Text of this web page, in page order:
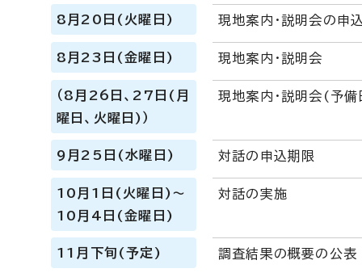
8月20日(火曜日) 現地案内・説明会の申
8月23日(金曜日) 現地案内・説明会
（8月26日、27日(月
曜日、火曜日)）
現地案内・説明会(予備
9月25日(水曜日) 対話の申込期限
10月1日(火曜日)～
10月4日(金曜日)
対話の実施
11月下旬(予定) 調査結果の概要の公表